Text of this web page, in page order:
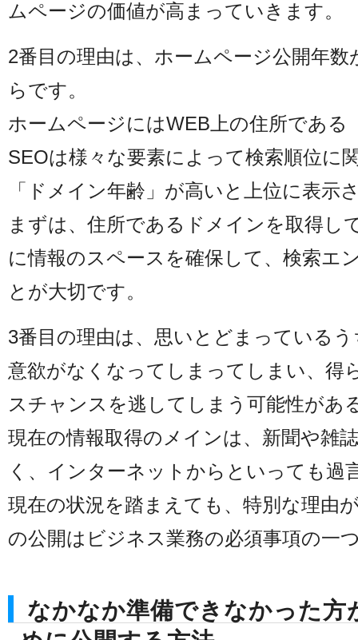
ムページの価値が高まっていきます。
2番目の理由は、ホームページ公開年
らです。
ホームページにはWEB上の住所であ
SEOは様々な要素によって検索順位に
「ドメイン年齢」が高いと上位に表示
まずは、住所であるドメインを取得し
に情報のスペースを確保して、検索エ
とが大切です。
3番目の理由は、思いとどまっている
意欲がなくなってしまってしまい、得
スチャンスを逃してしまう可能性があ
現在の情報取得のメインは、新聞や雑
く、インターネットからといっても過
現在の状況を踏まえても、特別な理由
の公開はビジネス業務の必須事項の一
なかなか準備できなかった方